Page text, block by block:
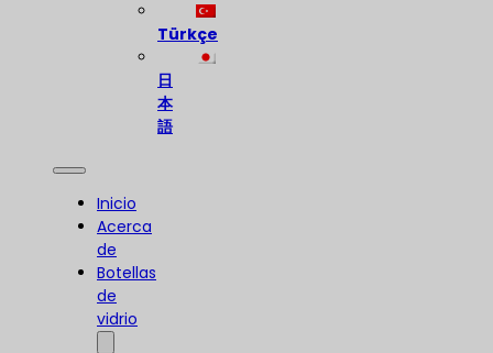
Türkçe
日
本
語
Inicio
Acerca
de
Botellas
de
vidrio